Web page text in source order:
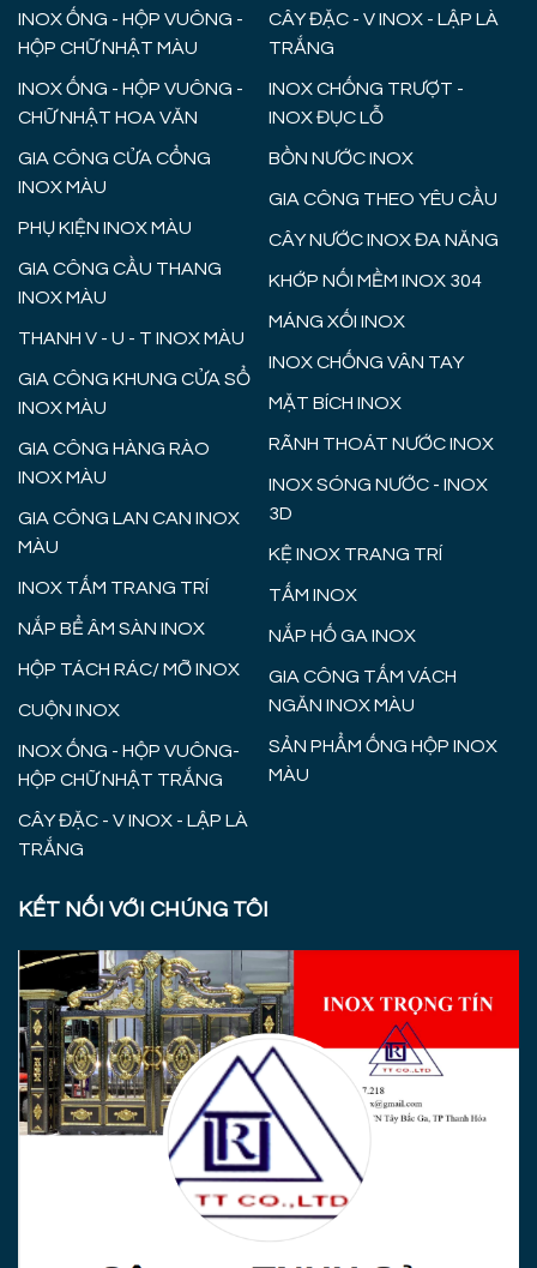
INOX ỐNG - HỘP VUÔNG -
HỘP CHỮ NHẬT MÀU
INOX ỐNG - HỘP VUÔNG -
CHỮ NHẬT HOA VĂN
GIA CÔNG CỬA CỔNG
INOX MÀU
PHỤ KIỆN INOX MÀU
GIA CÔNG CẦU THANG
INOX MÀU
THANH V - U - T INOX MÀU
GIA CÔNG KHUNG CỬA SỔ
INOX MÀU
GIA CÔNG HÀNG RÀO
INOX MÀU
GIA CÔNG LAN CAN INOX
MÀU
INOX TẤM TRANG TRÍ
NẮP BỂ ÂM SÀN INOX
HỘP TÁCH RÁC/ MỠ INOX
CUỘN INOX
INOX ỐNG - HỘP VUÔNG-
HỘP CHỮ NHẬT TRẮNG
CÂY ĐẶC - V INOX - LẬP LÀ
TRẮNG
CÂY ĐẶC - V INOX - LẬP LÀ
TRẮNG
INOX CHỐNG TRƯỢT -
INOX ĐỤC LỖ
BỒN NƯỚC INOX
GIA CÔNG THEO YÊU CẦU
CÂY NƯỚC INOX ĐA NĂNG
KHỚP NỐI MỀM INOX 304
MÁNG XỐI INOX
INOX CHỐNG VÂN TAY
MẶT BÍCH INOX
RÃNH THOÁT NƯỚC INOX
INOX SÓNG NƯỚC - INOX
3D
KỆ INOX TRANG TRÍ
TẤM INOX
NẮP HỐ GA INOX
GIA CÔNG TẤM VÁCH
NGĂN INOX MÀU
SẢN PHẨM ỐNG HỘP INOX
MÀU
KẾT NỐI VỚI CHÚNG TÔI